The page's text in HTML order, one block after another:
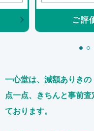
ご評
一心堂は、減額ありきの
点一点、きちんと事前
ております。